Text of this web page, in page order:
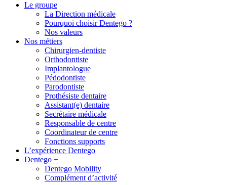
Le groupe
La Direction médicale
Pourquoi choisir Dentego ?
Nos valeurs
Nos métiers
Chirurgien-dentiste
Orthodontiste
Implantologue
Pédodontiste
Parodontiste
Prothésiste dentaire
Assistant(e) dentaire
Secrétaire médicale
Responsable de centre
Coordinateur de centre
Fonctions supports
L’expérience Dentego
Dentego +
Dentego Mobility
Complément d’activité